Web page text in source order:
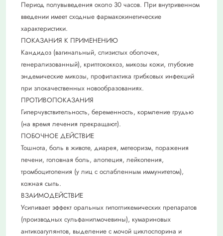
Период полувыведения около 30 часов. При внутривенном
введении имеет сходные фармакокинетические
характеристики.
ПОКАЗАНИЯ К ПРИМЕНЕНИЮ
Кандидоз (вагинальный, слизистых оболочек,
генерализованный), криптококкоз, микозы кожи, глубокие
эндемические микозы, профилактика грибковых инфекций
при злокачественных новообразованиях.
ПРОТИВОПОКАЗАНИЯ
Гиперчувствительность, беременность, кормление грудью
(на время лечения прекращают).
ПОБОЧНОЕ ДЕЙСТВИЕ
Тошнота, боль в животе, диарея, метеоризм, поражения
печени, головная боль, алопеция, лейкопения,
тромбоцитопения (у лиц с ослабленным иммунитетом),
кожная сыпь.
ВЗАИМОДЕЙСТВИЕ
Усиливает эффект оральных гипогликемических препаратов
(производных сульфанилмочевины), кумариновых
антикоагулянтов, выделение с мочой циклоспорина и